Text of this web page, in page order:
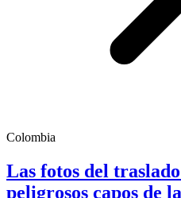
Colombia
Las fotos del
peligrosos capos de